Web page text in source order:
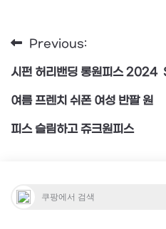
글
탐
색
Previous:
시펀 허리밴딩 롱원피스 2024
여름 프렌치 쉬폰 여성 반팔 원
피스 슬림하고 쥬크원피스